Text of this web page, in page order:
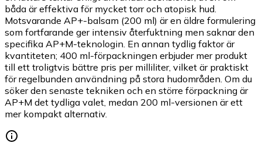
båda är effektiva för mycket torr och atopisk hud.
Motsvarande AP+-balsam (200 ml) är en äldre formulering
som fortfarande ger intensiv återfuktning men saknar den
specifika AP+M-teknologin. En annan tydlig faktor är
kvantiteten; 400 ml-förpackningen erbjuder mer produkt
till ett troligtvis bättre pris per milliliter, vilket är praktiskt
för regelbunden användning på stora hudområden. Om du
söker den senaste tekniken och en större förpackning är
AP+M det tydliga valet, medan 200 ml-versionen är ett
mer kompakt alternativ.